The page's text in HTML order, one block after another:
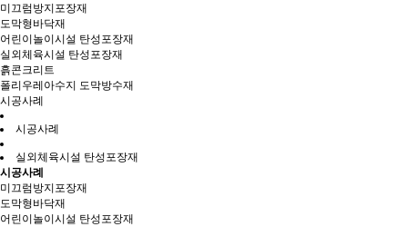
미끄럼방지포장재
도막형바닥재
어린이놀이시설 탄성포장재
실외체육시설 탄성포장재
흙콘크리트
폴리우레아수지 도막방수재
시공사례
시공사례
실외체육시설 탄성포장재
시공사례
미끄럼방지포장재
도막형바닥재
어린이놀이시설 탄성포장재